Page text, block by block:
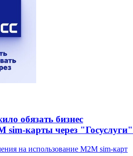
обязать бизнес
sim-карты через "Госуслуги"
на использование М2М sim-карт